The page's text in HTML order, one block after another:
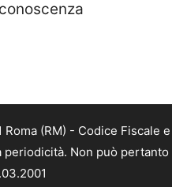
(RM) - Codice Fiscale
Non può